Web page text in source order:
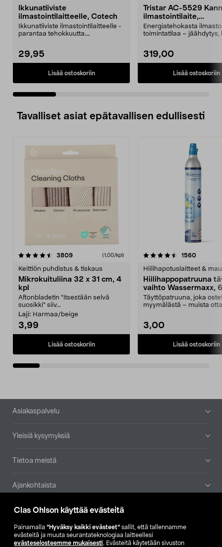
Clas Ohlson käyttää evästeitä
Painamalla ”Hyväksy kaikki evästeet” sallit, että tallennamme
evästeitä ja muuta seurantateknologiaa laitteellesi
evästeselosteemme mukaisesti. Evästeitä käytetään sivuston
Ikkunatiiviste
ilmastointilaitteelle, Cotech
Ikkunatiiviste ilmastointilaitteelle -
parantaa tehokkuutta.
29,95
Lisää ostoskoriin
Tristar AC-5529
ilmastointilaite,
ilmanviilennin
25 m2
Energiatehokasta
toimintatilaa – jäähdytys,
319,00
Lisää ostoskoriin
Tavalliset asiat epätavallisen edullisesti
3809arvostelut (1,00/kpl)
Keittiön puhdistus & tiskaus
Mikrokuituliina 32 x 31 cm, 4
kpl
Aftonbladetin "itsestään selvä
suosikki" siiv...
Laji: Harmaa/beige
3,99
Lisää ostoskoriin
4.5viidestä
1560
Hiilihapotuslaitteet &
Hiilihappopatruuna
vaihto Wassermaxx,
Täyttöpatruuna, joka
myymälästä – muista
3,00
Lisää ostoskoriin
4.5viidestä
Alatunniste
Asiakaspalvelu
Yleisiä kysymyksiä
Tietoa meistä
Ajankohtaista
Muut yrityksemme
Etsi myymälä